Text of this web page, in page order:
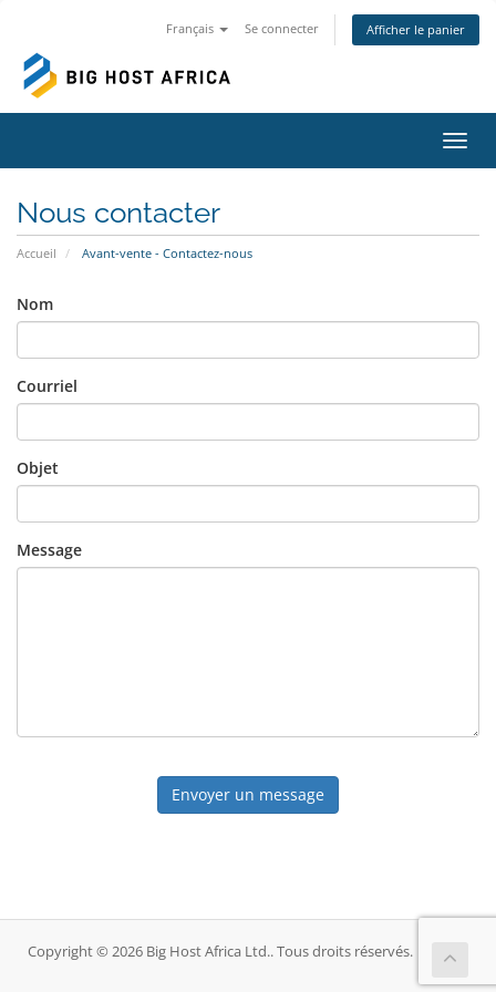
Français Se connecter Afficher le panier
Nous contacter
Accueil Avant-vente - Contactez-nous
Nom
Courriel
Objet
Message
Envoyer un message
Copyright © 2026 Big Host Africa Ltd.. Tous droits réservés.